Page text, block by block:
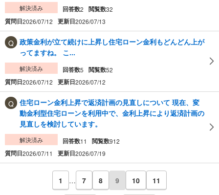
解決済み
回答数2 閲覧数32
質問日2026/07/12 更新日2026/07/13
政策金利が立て続けに上昇し住宅ローン金利もどんどん上が
ってますね。 こ...
解決済み 回答数5 閲覧数52
質問日2026/07/12 更新日2026/07/12
住宅ローン金利上昇で返済計画の見直しについて 現在、変
動金利型住宅ローンを利用中で、金利上昇により返済計画の
見直しを検討しています。
解決済み 回答数11 閲覧数912
質問日2026/07/11 更新日2026/07/19
1 … 7 8 9 10 11